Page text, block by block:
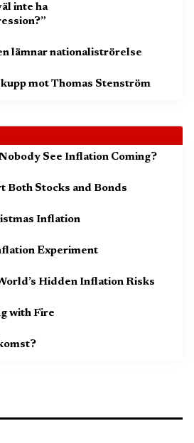
inte ha
lämnar nationaliströrelse
mot Thomas Stenström
See Inflation Coming?
Both Stocks and Bonds
Inflation
Experiment
Hidden Inflation Risks
with Fire